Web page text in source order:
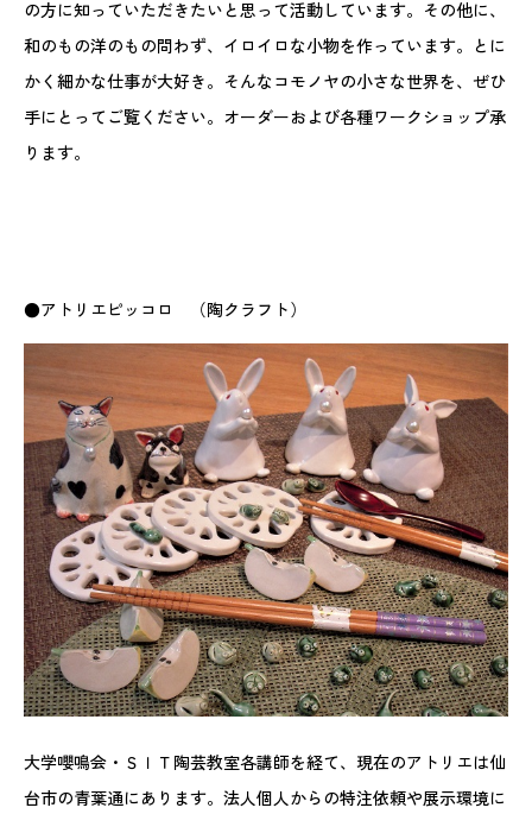
の方に知っていただきたいと思って活動しています。その他に、
和のもの洋のもの問わず、イロイロな小物を作っています。とに
かく細かな仕事が大好き。そんなコモノヤの小さな世界を、ぜひ
手にとってご覧ください。オーダーおよび各種ワークショップ承
ります。
●アトリエピッコロ （陶クラフト）
大学嚶鳴会・ＳＩＴ陶芸教室各講師を経て、現在のアトリエは仙
台市の青葉通にあります。法人個人からの特注依頼や展示環境に